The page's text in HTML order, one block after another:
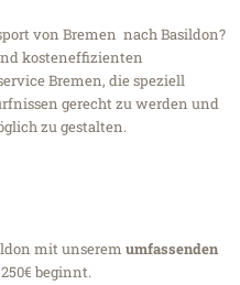
von Bremen nach Basildon?
kosteneffizienten
Bremen, die speziell
gerecht zu werden und
zu gestalten.
mit unserem umfassenden
beginnt.